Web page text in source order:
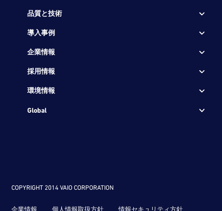
品質と技術
導入事例
企業情報
採用情報
環境情報
Global
COPYRIGHT 2014 VAIO CORPORATION
企業情報 個人情報取扱方針 情報セキュリティ方針